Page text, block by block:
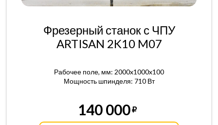
Фрезерный станок с ЧПУ
ARTISAN 2K10 M07
Рабочее поле, мм: 2000x1000x100
Мощность шпинделя: 710 Вт
140 000